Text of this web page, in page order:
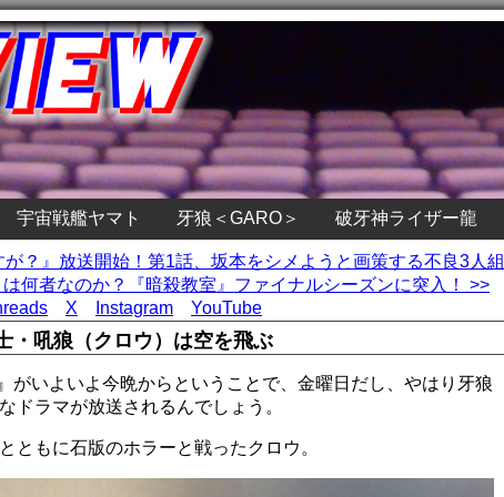
宇宙戦艦ヤマト 牙狼＜GARO＞ 破牙神ライザー龍
が？』放送開始！第1話、坂本をシメようと画策する不良3人組
何者なのか？『暗殺教室』ファイナルシーズンに突入！ >>
X Instagram YouTube
吼狼（クロウ）は空を飛ぶ
がいよいよ今晩からということで、金曜日だし、やはり牙狼
ドラマが放送されるんでしょう。
ともに石版のホラーと戦ったクロウ。